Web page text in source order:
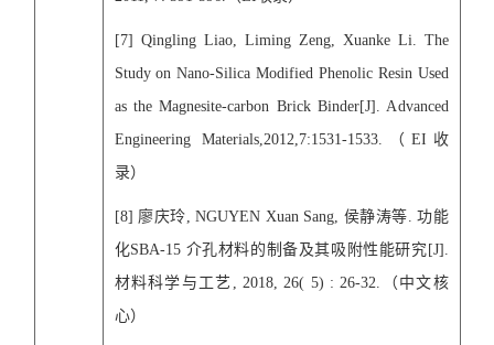
[7] Qingling Liao, Liming Zeng, Xuanke Li. The
Study on Nano-Silica Modified Phenolic Resin Used
as the Magnesite-carbon Brick Binder[J]. Advanced
Engineering Materials,2012,7:1531-1533. （ EI 收
录）
[8] 廖庆玲, NGUYEN Xuan Sang, 侯静涛等. 功能
化SBA-15 介孔材料的制备及其吸附性能研究 [J].
材料科学与工艺 , 2018, 26( 5) : 26-32. （中文核
心）